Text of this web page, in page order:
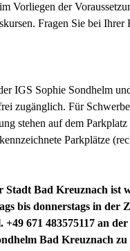
Vorliegen der
Fragen Sie bei Ihrer
IGS Sophie Sondhelm
zugänglich. Für
stehen auf dem
Parkplätze
Stadt Bad Kreuznach ist
bis donnerstags in der
671 483575117 an
Bad Kreuznach zu